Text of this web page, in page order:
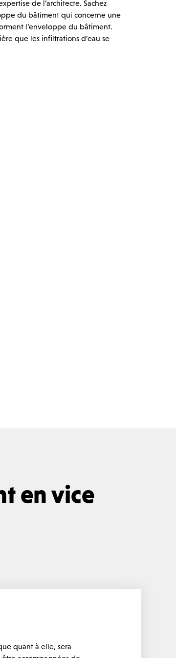
de l’architecte . Sachez
du bâtiment qui concerne une
l’enveloppe du bâtiment.
que les infiltrations d’eau se
en vice
quant à elle, sera